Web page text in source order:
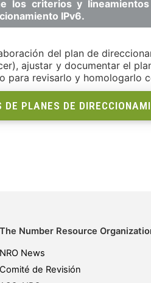
los criterios y
IPv6.
del plan de
ajustar y documentar el
para revisarlo y homologarlo
DE PLANES DE
The Number Resource
NRO News
Comité de Revisión